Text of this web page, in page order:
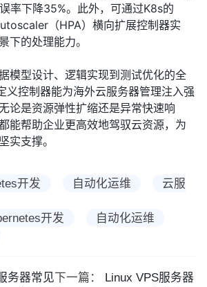
率下降35%。此外，可通过K8s的
（HPA）横向扩展控制器实
下的处理能力。
模型设计、逻辑实现到测试优化的全
义控制器能为海外云服务器管理注入强
论是资源弹性扩缩还是异常快速响
能帮助企业更高效地驾驭云资源，为
实支撑。
开发 自动化运维
云服
开发
自动化运维
务器常见 下一篇：
Linux VPS服务器